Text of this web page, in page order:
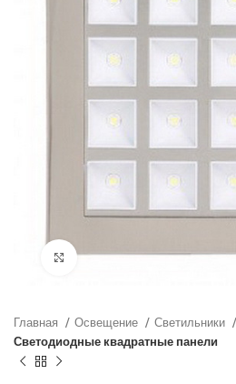
Нажмите, чтобы увеличить
Главная Освещение
Светильники
Светодиодные квадратные панели